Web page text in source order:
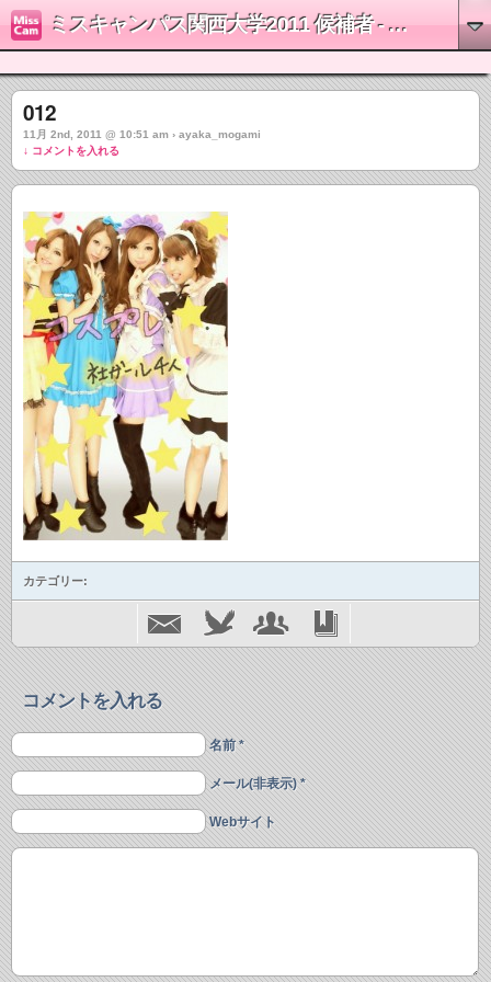
ミスキャンパス関西大学2011 候補者 - 最上彩佳
012
11月 2nd, 2011 @ 10:51 am › ayaka_mogami
↓ コメントを入れる
カテゴリー:
コメントを入れる
名前 *
メール(非表示) *
Webサイト